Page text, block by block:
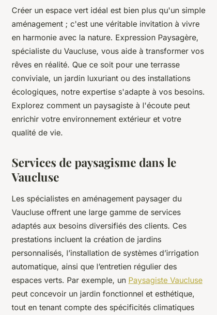
Créer un espace vert idéal est bien plus qu'un simple
aménagement ; c'est une véritable invitation à vivre
en harmonie avec la nature. Expression Paysagère,
spécialiste du Vaucluse, vous aide à transformer vos
rêves en réalité. Que ce soit pour une terrasse
conviviale, un jardin luxuriant ou des installations
écologiques, notre expertise s'adapte à vos besoins.
Explorez comment un paysagiste à l'écoute peut
enrichir votre environnement extérieur et votre
qualité de vie.
Services de paysagisme dans le
Vaucluse
Les spécialistes en aménagement paysager du
Vaucluse offrent une large gamme de services
adaptés aux besoins diversifiés des clients. Ces
prestations incluent la création de jardins
personnalisés, l’installation de systèmes d’irrigation
automatique, ainsi que l’entretien régulier des
espaces verts. Par exemple, un Paysagiste Vaucluse
peut concevoir un jardin fonctionnel et esthétique,
tout en tenant compte des spécificités climatiques